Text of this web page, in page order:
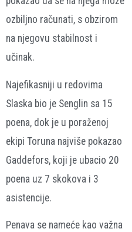
ozbiljno računati, s obzirom
na njegovu stabilnost i
učinak.
Najefikasniji u redovima
Slaska bio je Senglin sa 15
poena, dok je u poraženoj
ekipi Toruna najviše pokazao
Gaddefors, koji je ubacio 20
poena uz 7 skokova i 3
asistencije.
Penava se nameće kao važna